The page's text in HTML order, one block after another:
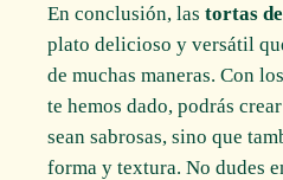
En conclusión, lastortas
plato delicioso y versátil
de muchas maneras. Con
te hemos dado, podrás
sean sabrosas, sino que
forma y textura. No dudes